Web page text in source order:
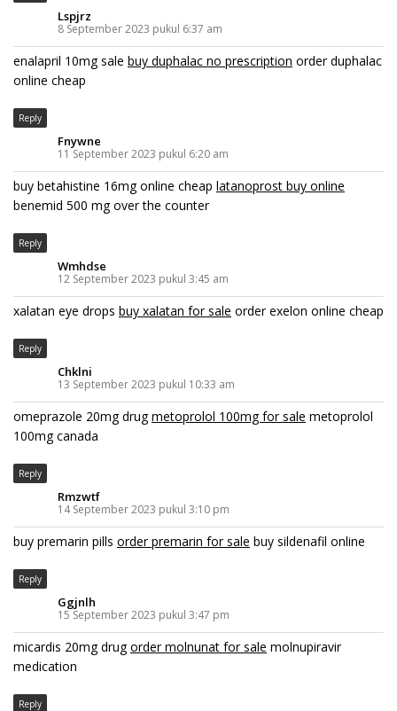
Lspjrz
8 September 2023 pukul 6:37 am
enalapril 10mg sale buy duphalac no prescription order duphalac
online cheap
Reply
Fnywne
11 September 2023 pukul 6:20 am
buy betahistine 16mg online cheap latanoprost buy online
benemid 500 mg over the counter
Reply
Wmhdse
12 September 2023 pukul 3:45 am
xalatan eye drops buy xalatan for sale order exelon online cheap
Reply
Chklni
13 September 2023 pukul 10:33 am
omeprazole 20mg drugmetoprolol 100mg for sale metoprolol
100mg canada
Reply
Rmzwtf
14 September 2023 pukul 3:10 pm
buy premarin pills order premarin for sale buy sildenafil online
Reply
Ggjnlh
15 September 2023 pukul 3:47 pm
micardis 20mg drugorder molnunat for sale molnupiravir
medication
Reply